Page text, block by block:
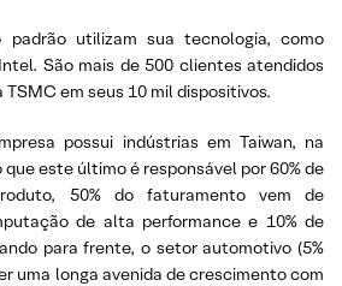
utilizam sua tecnologia, como
São mais de 500 clientes atendidos
em seus 10 mil dispositivos.
possui indústrias em Taiwan, na
que este último é responsável por 60% de
50% do faturamento vem de
de alta performance e 10% de
para frente, o setor automotivo (5%
uma longa avenida de crescimento com